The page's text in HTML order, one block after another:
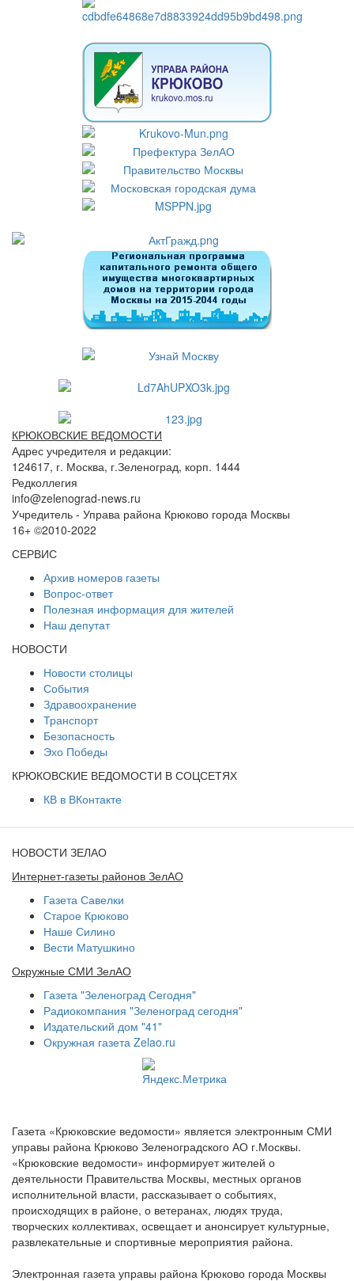
КРЮКОВСКИЕ ВЕДОМОСТИ
Адрес учредителя и редакции:
124617, г. Москва, г.Зеленоград, корп. 1444
Редколлегия
info@zelenograd-news.ru
Учредитель - Управа района Крюково города Москвы
16+ ©2010-2022
СЕРВИС
Архив номеров газеты
Вопрос-ответ
Полезная информация для жителей
Наш депутат
НОВОСТИ
Новости столицы
События
Здравоохранение
Транспорт
Безопасность
Эхо Победы
КРЮКОВСКИЕ ВЕДОМОСТИ В СОЦСЕТЯХ
КВ в ВКонтакте
НОВОСТИ ЗЕЛАО
Интернет-газеты районов ЗелАО
Газета Савелки
Старое Крюково
Наше Силино
Вести Матушкино
Окружные СМИ ЗелАО
Газета "Зеленоград Сегодня"
Радиокомпания "Зеленоград сегодня"
Издательский дом "41"
Окружная газета Zelao.ru
Газета «Крюковские ведомости» является электронным СМИ
управы района Крюково Зеленоградского АО г.Москвы.
«Крюковские ведомости» информирует жителей о
деятельности Правительства Москвы, местных органов
исполнительной власти, рассказывает о событиях,
происходящих в районе, о ветеранах, людях труда,
творческих коллективах, освещает и анонсирует культурные,
развлекательные и спортивные мероприятия района.
Электронная газета управы района Крюково города Москвы